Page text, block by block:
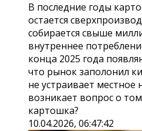
В последние годы
остается
собирается свыше
внутреннее
конца 2025 года
что рынок заполонил
не устраивает местное
возникает вопрос о
картошка?
10.04.2026, 06:47:42